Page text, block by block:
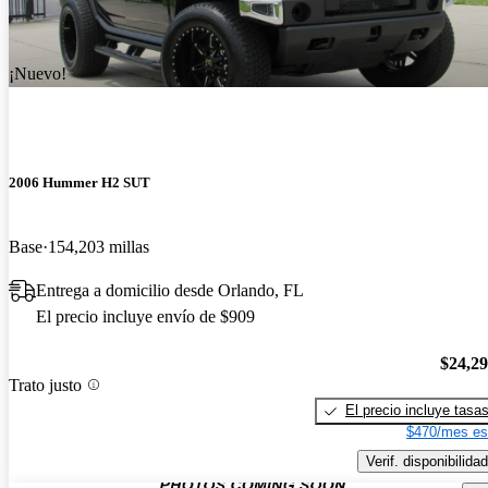
¡Nuevo!
2006 Hummer H2 SUT
Base 154,203 millas
Entrega a domicilio desde Orlando, FL
El precio incluye envío de $909
Trato justo
El precio incluye tasas
$470/mes
Verif. disponibilidad